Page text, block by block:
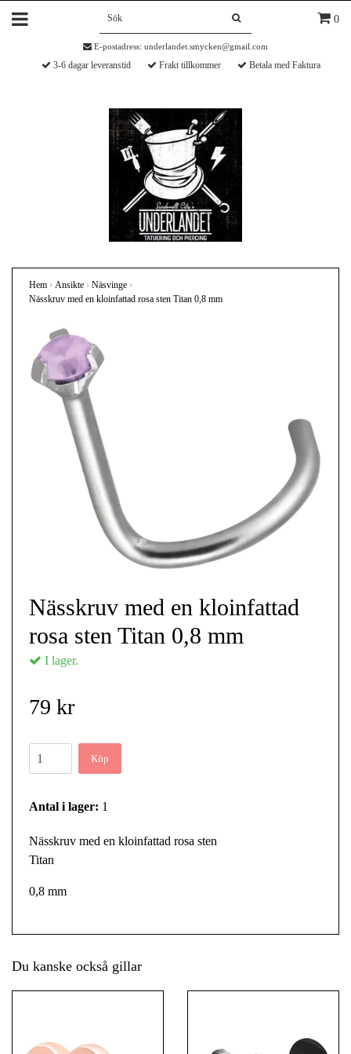
0
E-postadress: underlandet.smycken@gmail.com
3-6 dagar leveranstid Frakt tillkommer Betala med Faktura
Hem › Ansikte › Näsvinge ›
Nässkruv med en kloinfattad rosa sten Titan 0,8 mm
Nässkruv med en kloinfattad
rosa sten Titan 0,8 mm
I lager.
79 kr
Köp
Antal i lager: 1
Nässkruv med en kloinfattad rosa sten
Titan
0,8 mm
Du kanske också gillar